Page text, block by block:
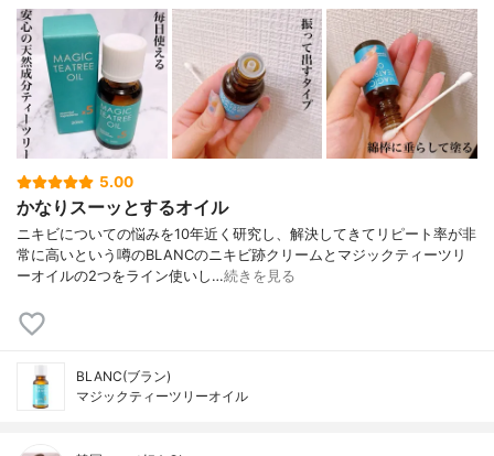
5.00
かなりスーッとするオイル
ニキビについての悩みを10年近く研究し、解決してきてリピート率が非
常に高いという噂のBLANCのニキビ跡クリームとマジックティーツリ
ーオイルの2つをライン使いし…続きを見る
BLANC(ブラン)
マジックティーツリーオイル